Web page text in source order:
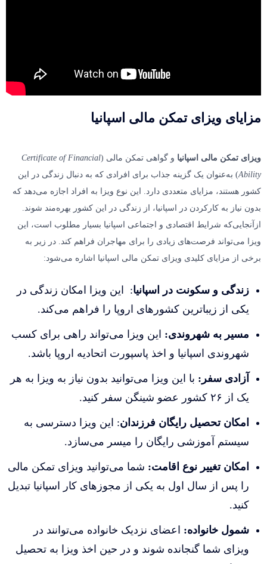
مزایای ویزای تمکن مالی اسپانیا
ویزای تمکن مالی اسپانیا و گواهی تمکن مالی (Certificate of Financial
Ability) به‌عنوان یک گزینه جذاب برای افرادی که به دنبال زندگی در این
کشور هستند، مزایای متعددی دارد. این نوع ویزا به افراد اجازه می‌دهد که
بدون نیاز به کارکردن در اسپانیا، از زندگی در این کشور بهره‌مند شوند.
ازآنجایی‌که شرایط اقتصادی و اجتماعی اسپانیا بسیار مطلوب است، این
ویزا می‌تواند فرصت‌های زیادی را برای مهاجران فراهم کند. در زیر به
برخی از مزایای کلیدی ویزای تمکن مالی اسپانیا اشاره می‌شود:
زندگی و سکونت در اسپانیا: این ویزا امکان زندگی در
یکی از زیباترین کشورهای اروپا را فراهم می‌کند.
مسیر به شهروندی: این ویزا می‌تواند راهی برای کسب
شهروندی اسپانیا و اخذ پاسپورت اتحادیه اروپا باشد.
آزادی سفر: با این ویزا می‌توانید بدون نیاز به ویزا به هر
یک از ۲۶ کشور عضو شینگن سفر کنید.
امکان تحصیل رایگان فرزندان: این ویزا دسترسی به
سیستم آموزشی رایگان را میسر می‌سازد.
امکان تغییر نوع اقامت: شما می‌توانید ویزای تمکن مالی
را پس از سال اول به یکی از مجوزهای کار اسپانیا تبدیل
کنید.
شمول خانواده: اعضای نزدیک خانواده می‌توانند در
ویزای شما گنجانده شوند و در حین اخذ ویزا به تحصیل